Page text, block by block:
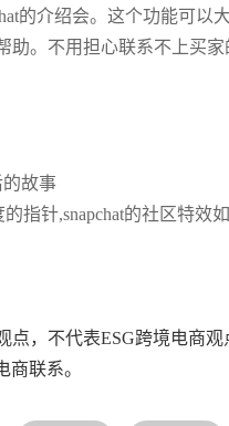
的介绍会。这个功能可
。不用担心联系不上买
故事
指针,snapchat的社区特效
，不代表ESG跨境电商
联系。